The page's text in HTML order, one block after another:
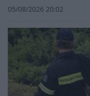
05/08/2026 20:02